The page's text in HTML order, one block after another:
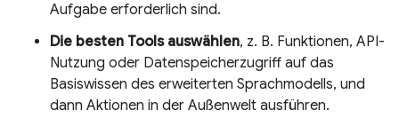
Aufgabe erforderlich sind.
Die besten Tools auswählen, z. B. Funktionen, API-
Nutzung oder Datenspeicherzugriff auf das
Basiswissen des erweiterten Sprachmodells, und
dann Aktionen in der Außenwelt ausführen.